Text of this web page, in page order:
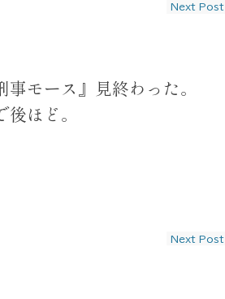
Next Post
モース』見終わった。
ほど。
Next Post